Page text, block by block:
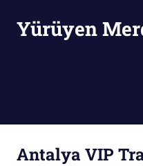
Yürüyen
Antalya VIP